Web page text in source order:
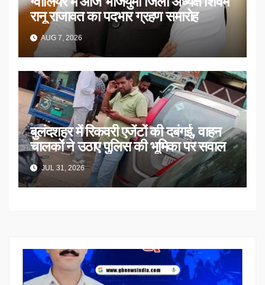
रानू राजावत का पदभार ग्रहण समारोह
AUG 7, 2026
बुलंदशहर में रिकवरी एजेंटों की दबंगई, वाहन
चालकों ने उठाए पुलिस की भूमिका पर सवाल
JUL 31, 2026